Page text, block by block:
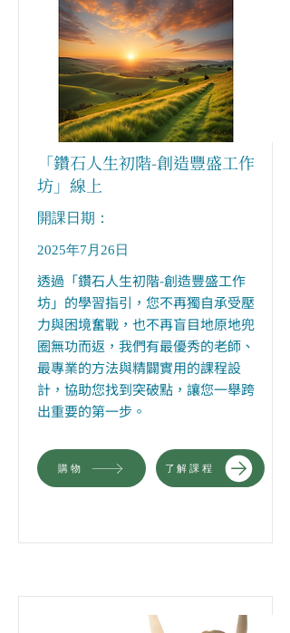
「鑽石人生初階-創造豐盛工作
坊」線上
​開課日期：
2025年7月26日
透過「鑽石人生初階-創造豐盛工作
坊」的學習指引，您不再獨自承受壓
力與困境奮戰，也不再盲目地原地兜
圈無功而返，我們有最優秀的老師、
最專業的方法與精闢實用的課程設
計，協助您找到突破點，讓您一舉跨
出重要的第一步。
購物 了解課程